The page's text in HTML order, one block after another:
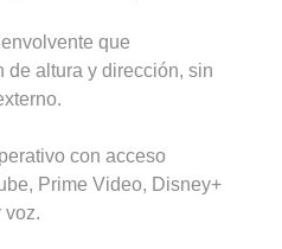
que
de altura y dirección, sin
con acceso
Prime Video, Disney+
voz.